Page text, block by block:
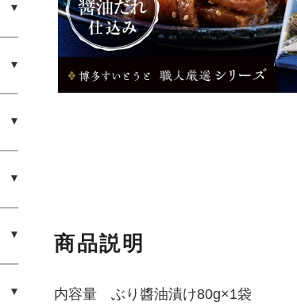
商品説明
内容量 ぶり醬油漬け80g×1袋